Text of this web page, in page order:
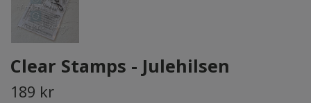
Clear Stamps - Julehilsen
189 kr